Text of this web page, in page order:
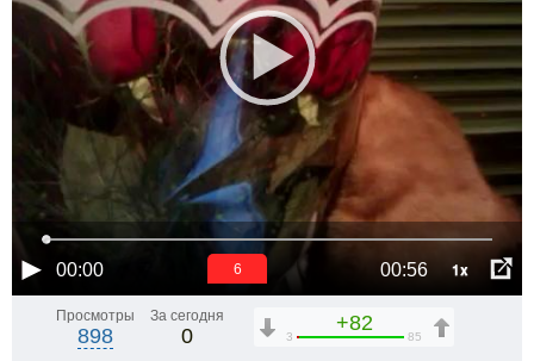
00:00 00:56 1x
6
Просмотры
898
За сегодня
0
+82
3 85